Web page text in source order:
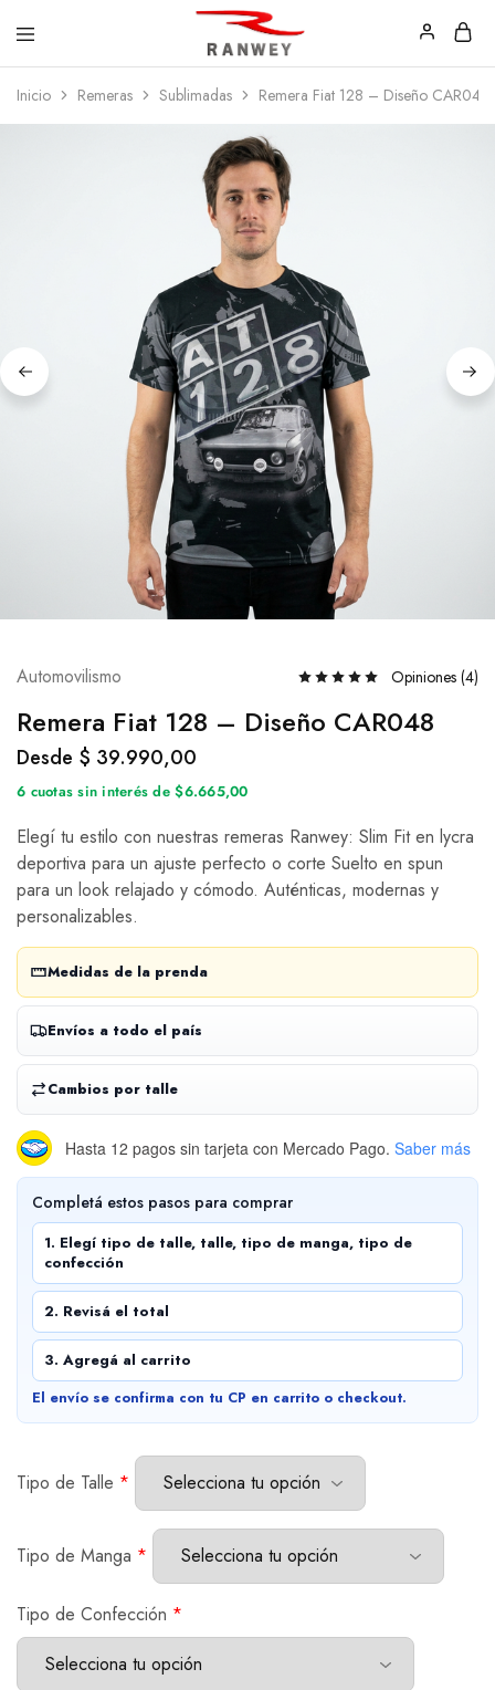
Ranwey
|
Tu
Estilo,
Inicio Remeras Sublimadas Remera Fiat 128 – Diseño CAR048
Automovilismo Opiniones (4)
Remera Fiat 128 – Diseño CAR048
Desde $ 39.990,00
6 cuotas sin interés de $6.665,00
Elegí tu estilo con nuestras remeras Ranwey: Slim Fit en lycra
deportiva para un ajuste perfecto o corte Suelto en spun
para un look relajado y cómodo. Auténticas, modernas y
personalizables.
Medidas de la prenda
Envíos a todo el país
Cambios por talle
Hasta 12 pagos sin tarjeta con Mercado Pago. Saber más
Completá estos pasos para comprar
1. Elegí tipo de talle, talle, tipo de manga, tipo de
confección
2. Revisá el total
3. Agregá al carrito
El envío se confirma con tu CP en carrito o checkout.
Tipo de Talle *
Tipo de Manga *
Tipo de Confección *